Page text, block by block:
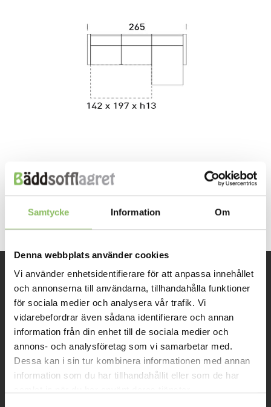
Samtycke Information Om
Denna webbplats använder cookies
Vi använder enhetsidentifierare för att anpassa innehållet
och annonserna till användarna, tillhandahålla funktioner
för sociala medier och analysera vår trafik. Vi
vidarebefordrar även sådana identifierare och annan
information från din enhet till de sociala medier och
annons- och analysföretag som vi samarbetar med.
Dessa kan i sin tur kombinera informationen med annan
information som du har tillhandahållit eller som de har
Both comments and trackbacks are currently closed.
←Previous
Next→
INFORMATION
Om oss
Kontakt
Mitt konto
Köpvillkor